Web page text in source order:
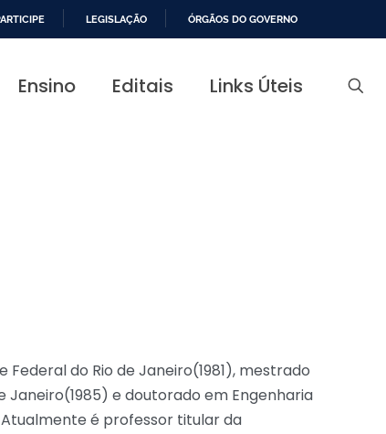
LEGISLAÇÃO ÓRGÃOS DO GOVERNO
Ensino Editais Links Úteis
Federal do Rio de Janeiro(1981), mestrado
Janeiro(1985) e doutorado em Engenharia
Atualmente é professor titular da